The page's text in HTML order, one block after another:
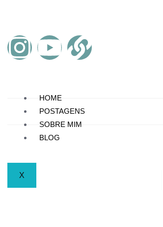
HOME
POSTAGENS
SOBRE MIM
BLOG
X